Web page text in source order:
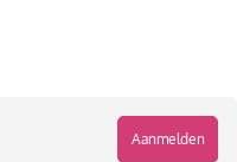
Aanmelden